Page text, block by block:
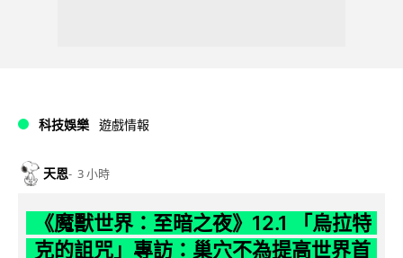
科技娛樂 遊戲情報
天恩 3 小時
《魔獸世界：至暗之夜》12.1 「烏拉特
克的詛咒」專訪：巢穴不為提高世界首